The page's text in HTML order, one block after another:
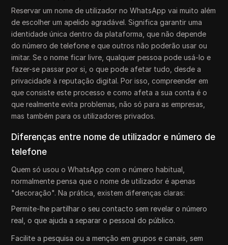
Reservar um nome de utilizador no WhatsApp vai muito além
de escolher um apelido agradável. Significa garantir uma
identidade única dentro da plataforma, que não depende
do número de telefone e que outros não poderão usar ou
imitar. Se o nome ficar livre, qualquer pessoa pode usá-lo e
fazer-se passar por si, o que pode afetar tudo, desde a
privacidade à reputação digital. Por isso, compreender em
que consiste este processo e como afeta a sua conta é o
que realmente evita problemas, não só para as empresas,
mas também para os utilizadores privados.
Diferenças entre nome de utilizador e número de
telefone
Quem só usou o WhatsApp com o número habitual,
normalmente pensa que o nome de utilizador é apenas
"decoração". Na prática, existem diferenças claras:
Permite-lhe partilhar o seu contacto sem revelar o número
real, o que ajuda a separar o pessoal do público.
Facilite a pesquisa ou a menção em grupos e canais, sem